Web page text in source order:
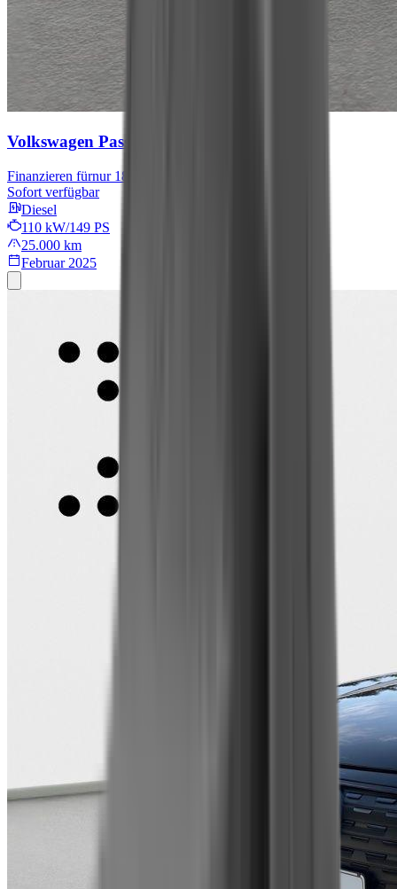
Volkswagen Passat Variant
Finanzieren fürnur 181,54 € mtl.
Sofort verfügbar
Diesel
110 kW/149 PS
25.000 km
Februar 2025